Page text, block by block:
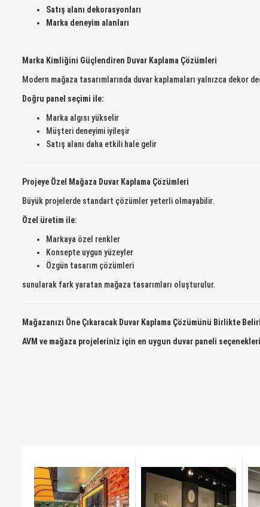
Satış alanı dekorasyonları
Marka deneyim alanları
Marka Kimliğini Güçlendiren Duvar Kaplama Çözümleri
Modern mağaza tasarımlarında duvar kaplamaları yalnızca dekor
Doğru panel seçimi ile:
Marka algısı yükselir
Müşteri deneyimi iyileşir
Satış alanı daha etkili hale gelir
Projeye Özel Mağaza Duvar Kaplama Çözümleri
Büyük projelerde standart çözümler yeterli olmayabilir.
Özel üretim ile:
Markaya özel renkler
Konsepte uygun yüzeyler
Özgün tasarım çözümleri
sunularak fark yaratan mağaza tasarımları oluşturulur.
Mağazanızı Öne Çıkaracak Duvar Kaplama Çözümünü Birlikte
AVM ve mağaza projeleriniz için en uygun duvar paneli